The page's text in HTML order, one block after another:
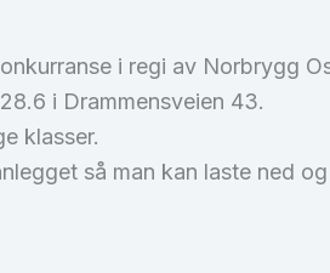
i regi av Norbrygg
i Drammensveien 43.
klasser.
så man kan laste ned